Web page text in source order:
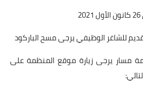
للشاغر الوظيفي يرجى مسح الباركود
مسار يرجى زيارة موقع المنظمة على